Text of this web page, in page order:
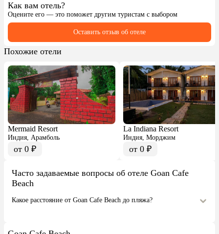
много набыченных, как утром в метро, или
откровенно агрессивных, как будто вы им на яйца
наступили. Не торопитесь общаться, не узнав
типаж, быдло это или нормальный. Немногие
Как вам отель?
Оцените его — это поможет другим туристам с выбором
Оставить отзыв об отеле
Похожие отели
Mermaid Resort
Индия, Арамболь
от 0 ₽
La Indiana Resort
Индия, Морджим
от 0 ₽
Часто задаваемые вопросы об отеле Goan Cafe
Beach
Какое расстояние от Goan Cafe Beach до пляжа?